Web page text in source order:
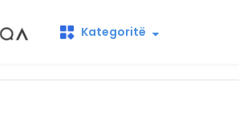
Kategoritë